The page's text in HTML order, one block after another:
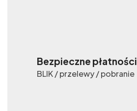
Bezpieczne płatności
BLIK / przelewy / pobranie